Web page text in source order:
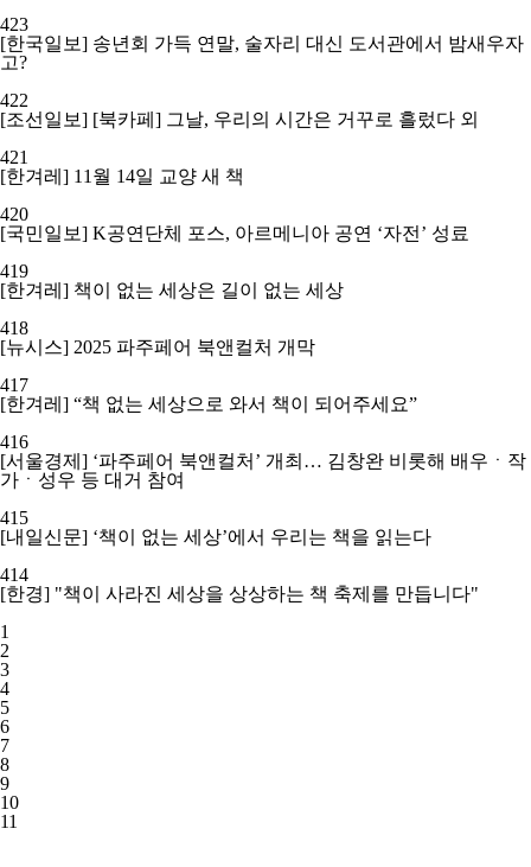
423
[한국일보] 송년회 가득 연말, 술자리 대신 도서관에서 밤새우자
고?
422
[조선일보] [북카페] 그날, 우리의 시간은 거꾸로 흘렀다 외
421
[한겨레] 11월 14일 교양 새 책
420
[국민일보] K공연단체 포스, 아르메니아 공연 ‘자전’ 성료
419
[한겨레] 책이 없는 세상은 길이 없는 세상
418
[뉴시스] 2025 파주페어 북앤컬처 개막
417
[한겨레] “책 없는 세상으로 와서 책이 되어주세요”
416
[서울경제] ‘파주페어 북앤컬처’ 개최… 김창완 비롯해 배우ㆍ작
가ㆍ성우 등 대거 참여
415
[내일신문] ‘책이 없는 세상’에서 우리는 책을 읽는다
414
[한경] "책이 사라진 세상을 상상하는 책 축제를 만듭니다"
1
2
3
4
5
6
7
8
9
10
11